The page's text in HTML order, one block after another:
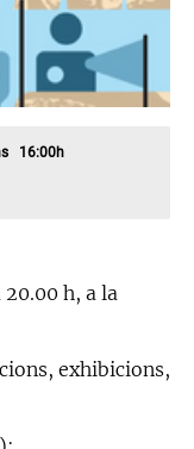
16:00h
h, a la
exhibicions,